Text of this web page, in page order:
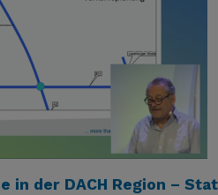
in der DACH Region –